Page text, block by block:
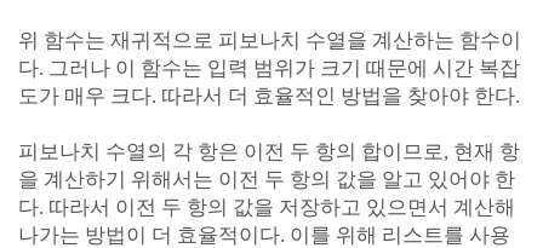
위 함수는 재귀적으로 피보나치 수열을 계산하는 함수이
다. 그러나 이 함수는 입력 범위가 크기 때문에 시간 복잡
도가 매우 크다. 따라서 더 효율적인 방법을 찾아야 한다.
피보나치 수열의 각 항은 이전 두 항의 합이므로, 현재 항
을 계산하기 위해서는 이전 두 항의 값을 알고 있어야 한
다. 따라서 이전 두 항의 값을 저장하고 있으면서 계산해
나가는 방법이 더 효율적이다. 이를 위해 리스트를 사용